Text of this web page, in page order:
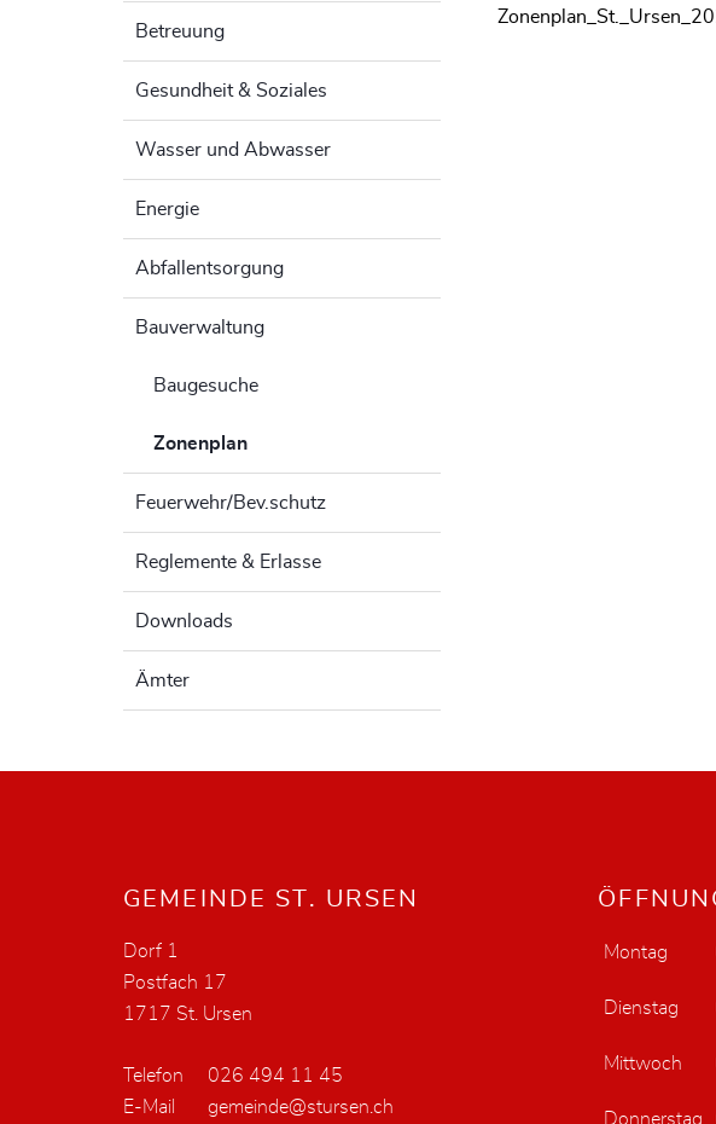
Betreuung
Gesundheit & Soziales
Wasser und Abwasser
Energie
Abfallentsorgung
Bauverwaltung
Baugesuche
Zonenplan
Feuerwehr/Bev.schutz
Reglemente & Erlasse
Downloads
Ämter
Fusszeile
GEMEINDE ST. URSEN
Dorf 1
Postfach 17
1717 St. Ursen
Telefon
026 494 11 45
E-Mail
gemeinde@stursen.ch
Montag
Dienstag
Mittwoch
Donnerstag